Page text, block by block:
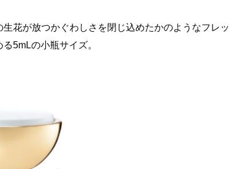
花が放つかぐわしさを閉じ込めたかのようなフレッ
5mLの小瓶サイズ。